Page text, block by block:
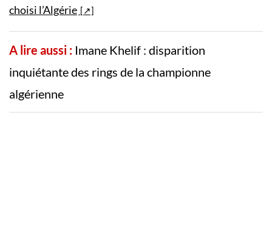
choisi l’Algérie
A lire aussi : Imane Khelif : disparition
inquiétante des rings de la championne
algérienne